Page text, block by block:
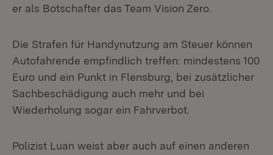
er als Botschafter das Team Vision Zero.
Die Strafen für Handynutzung am Steuer können
Autofahrende empfindlich treffen: mindestens 100
Euro und ein Punkt in Flensburg, bei zusätzlicher
Sachbeschädigung auch mehr und bei
Wiederholung sogar ein Fahrverbot.
Polizist Luan weist aber auch auf einen anderen